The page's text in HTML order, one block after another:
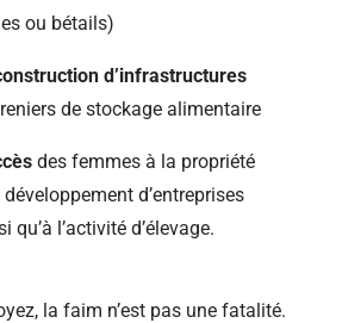
ou bétails)
d’infrastructures
de stockage alimentaire
des femmes à la propriété
d’entreprises
qu’à l’activité d’élevage.
la faim n’est pas une fatalité.